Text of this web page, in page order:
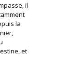
il
la
et